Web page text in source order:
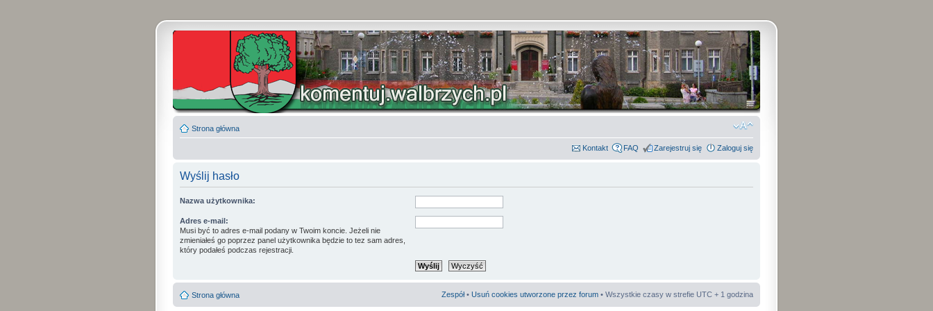
Strona główna
Kontakt FAQ Zarejestruj się Zaloguj się
Wyślij hasło
Nazwa użytkownika:
Adres e-mail:
Musi być to adres e-mail podany w Twoim koncie. Jeżeli nie
zmieniałeś go poprzez panel użytkownika będzie to tez sam adres,
który podałeś podczas rejestracji.
Strona główna Zespół• Usuń cookies utworzone przez forum • Wszystkie czasy w strefie UTC + 1 godzina